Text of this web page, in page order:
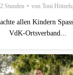
Stunden von Toni
allen Kindern
VdK-Ortsverband...